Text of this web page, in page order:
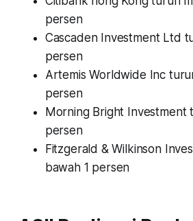
persen
Cascaden Investment Ltd
persen
Artemis Worldwide Inc
persen
Morning Bright Investment
persen
Fitzgerald & Wilkinson
bawah 1 persen